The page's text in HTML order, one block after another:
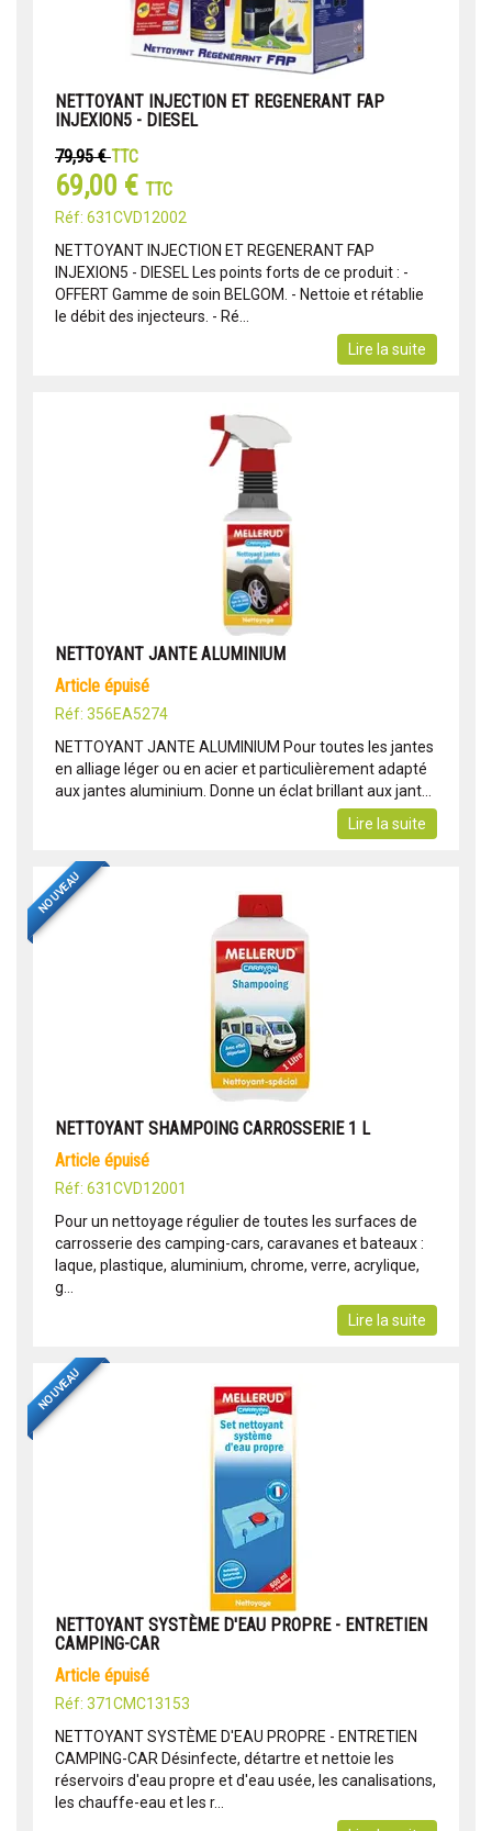
NETTOYANT INJECTION ET REGENERANT FAP
INJEXION5 - DIESEL
79,95 €TTC
69,00 € TTC
Réf: 631CVD12002
NETTOYANT INJECTION ET REGENERANT FAP
INJEXION5 - DIESEL Les points forts de ce produit : -
OFFERT Gamme de soin BELGOM. - Nettoie et rétablie
le débit des injecteurs. - Ré...
Lire la suite
NETTOYANT JANTE ALUMINIUM
article épuisé
Réf: 356EA5274
NETTOYANT JANTE ALUMINIUM Pour toutes les jantes
en alliage léger ou en acier et particulièrement adapté
aux jantes aluminium. Donne un éclat brillant aux jant...
Lire la suite
NOUVEAU
NETTOYANT SHAMPOING CARROSSERIE 1 L
article épuisé
Réf: 631CVD12001
Pour un nettoyage régulier de toutes les surfaces de
carrosserie des camping-cars, caravanes et bateaux :
laque, plastique, aluminium, chrome, verre, acrylique,
g...
Lire la suite
NOUVEAU
NETTOYANT SYSTÈME D'EAU PROPRE - ENTRETIEN
CAMPING-CAR
article épuisé
Réf: 371CMC13153
NETTOYANT SYSTÈME D'EAU PROPRE - ENTRETIEN
CAMPING-CAR Désinfecte, détartre et nettoie les
réservoirs d'eau propre et d'eau usée, les canalisations,
les chauffe-eau et les r...